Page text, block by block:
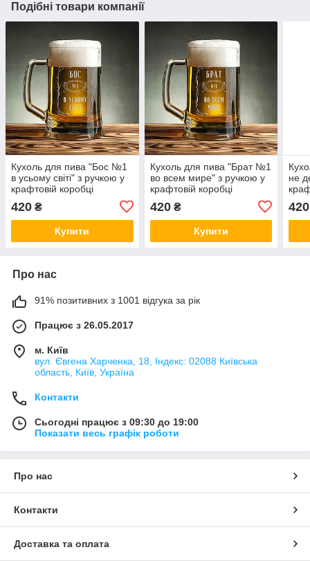
Подібні товари компанії
Кухоль для пива "Бос №1
в усьому світі" з ручкою у
крафтовій коробці
420 ₴
Купити
Кухоль для пива "Брат №1
во всем мире" з ручкою у
крафтовій коробці
420₴
Купити
не
420
Про нас
91% позитивних з 1001 відгука за рік
Працює з 26.05.2017
м. Київ
вул. Євгена Харченка, 18, Індекс: 02088 Київська
область, Київ, Україна
Контакти
Сьогодні працює з 09:30 до 19:00
Показати весь графік роботи
Про нас
Контакти
Доставка та оплата